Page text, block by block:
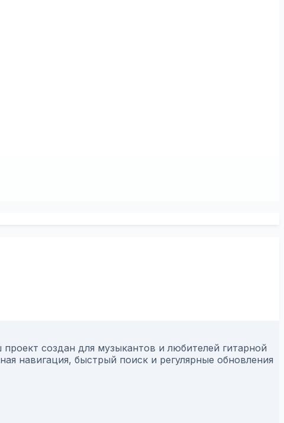
создан для музыкантов и любителей гитарной
навигация, быстрый поиск и регулярные обновления